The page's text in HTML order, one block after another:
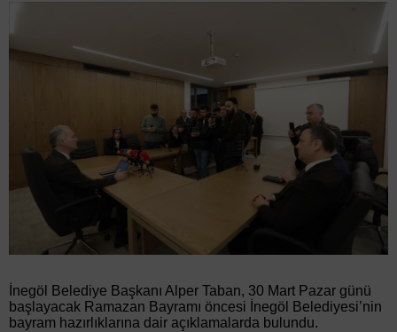
İnegöl Belediye Başkanı Alper Taban, 30 Mart Pazar günü
başlayacak Ramazan Bayramı öncesi İnegöl Belediyesi’nin
bayram hazırlıklarına dair açıklamalarda bulundu.